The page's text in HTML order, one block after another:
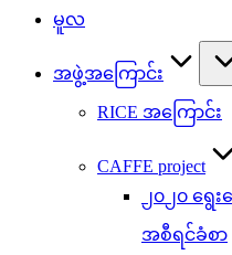
မူလ
အဖွဲ့အကြောင်း
RICE အကြောင်း
CAFFE project
၂၀၂၀ ရွေ
အစီရင်ခံစာ